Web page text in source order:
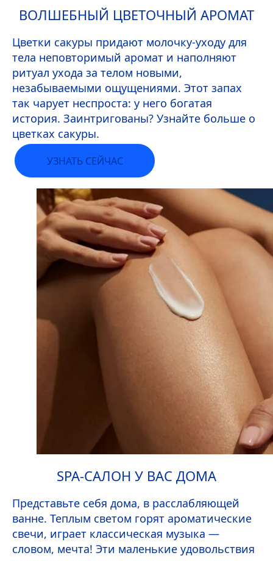
ВОЛШЕБНЫЙ ЦВЕТОЧНЫЙ АРОМАТ
Цветки сакуры придают молочку-уходу для
тела неповторимый аромат и наполняют
ритуал ухода за телом новыми,
незабываемыми ощущениями. Этот запах
так чарует неспроста: у него богатая
история. Заинтригованы? Узнайте больше о
цветках сакуры.
УЗНАТЬ СЕЙЧАС
SPA-САЛОН У ВАС ДОМА
Представьте себя дома, в расслабляющей
ванне. Теплым светом горят ароматические
свечи, играет классическая музыка —
словом, мечта! Эти маленькие удовольствия